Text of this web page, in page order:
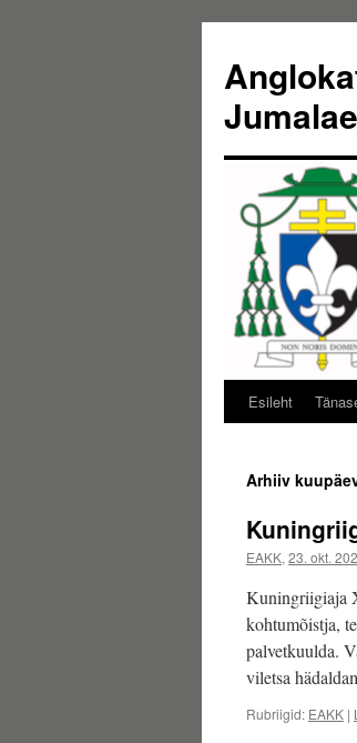
juurde
Esileht
Arhiiv
EAKK, 23. okt.
Kuningriigiaja
kohtumõistja,
palvetkuulda.
viletsa
Rubriigid: EAKK |